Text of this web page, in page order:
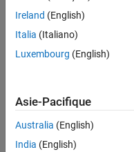
recherche
ou
afficher
l’ensemble
d'emploi.
malgré
tout
Ireland (English)
Italia (Italiano)
Luxembourg (English)
Asie-Pacifique
Australia (English)
India (English)